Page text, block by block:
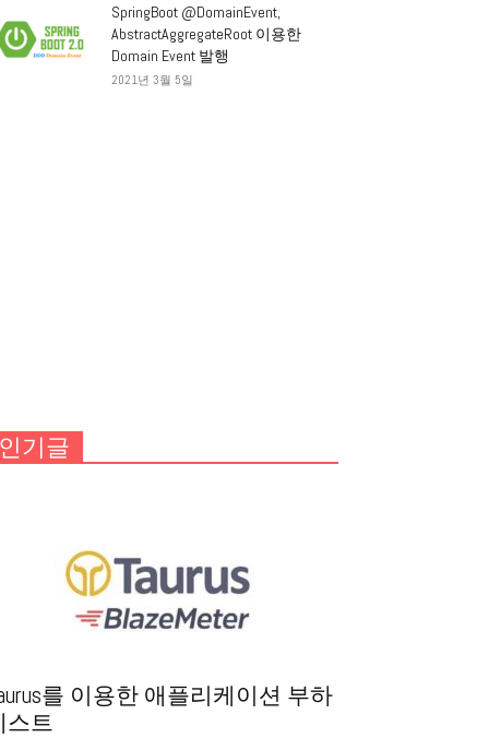
SpringBoot @DomainEvent,
AbstractAggregateRoot 이용한
Domain Event 발행
2021년 3월 5일
기글
를 이용한 애플리케이션 부하
스트